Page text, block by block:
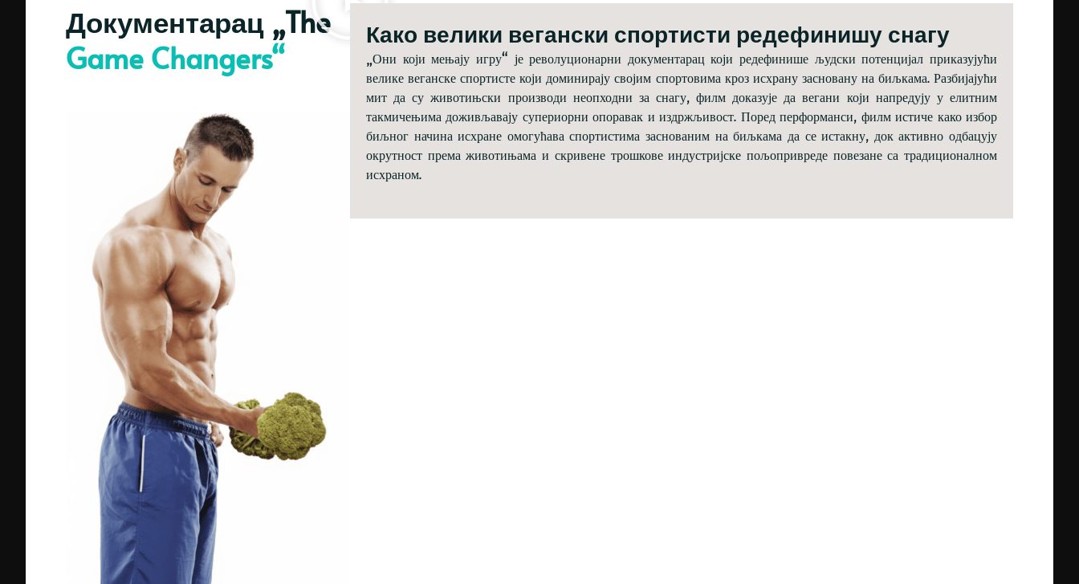
Документарац „The
Game Changers“
Како велики вегански спортисти редефинишу снагу
„Они који мењају игру“ је револуционарни документарац који редефинише људски потенцијал приказујући
велике веганске спортисте који доминирају својим спортовима кроз исхрану засновану на биљкама. Разбијајући
мит да су животињски производи неопходни за снагу, филм доказује да вегани који напредују у елитним
такмичењима доживљавају супериорни опоравак и издржљивост. Поред перформанси, филм истиче како избор
биљног начина исхране омогућава спортистима заснованим на биљкама да се истакну, док активно одбацују
окрутност према животињама и скривене трошкове индустријске пољопривреде повезане са традиционалном
исхраном.